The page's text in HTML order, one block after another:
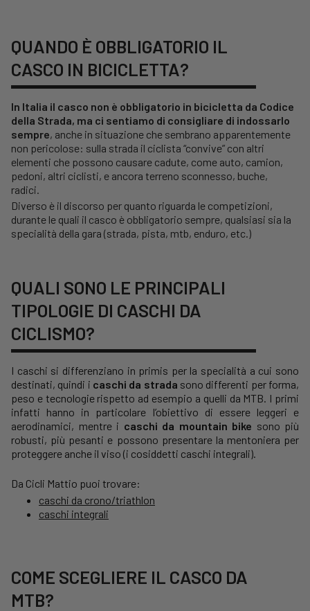
QUANDO È OBBLIGATORIO IL
CASCO IN BICICLETTA?
In Italia il casco non è obbligatorio in bicicletta da Codice
della Strada, ma ci sentiamo di consigliare di indossarlo
sempre, anche in situazione che sembrano apparentemente
non pericolose: sulla strada il ciclista “convive” con altri
elementi che possono causare cadute, come auto, camion,
pedoni, altri ciclisti, e ancora terreno sconnesso, buche,
radici.
Diverso è il discorso per quanto riguarda le competizioni,
durante le quali il casco è obbligatorio sempre, qualsiasi sia la
specialità della gara (strada, pista, mtb, enduro, etc.)
QUALI SONO LE PRINCIPALI
TIPOLOGIE DI CASCHI DA
CICLISMO?
I caschi si differenziano in primis per la specialità a cui sono
destinati, quindi i caschi da strada sono differenti per forma,
peso e tecnologie rispetto ad esempio a quelli da MTB. I primi
infatti hanno in particolare l’obiettivo di essere leggeri e
aerodinamici, mentre i caschi da mountain bike sono più
robusti, più pesanti e possono presentare la mentoniera per
proteggere anche il viso (i cosiddetti caschi integrali).
Da Cicli Mattio puoi trovare:
caschi da crono/triathlon
caschi integrali
COME SCEGLIERE IL CASCO DA
MTB?